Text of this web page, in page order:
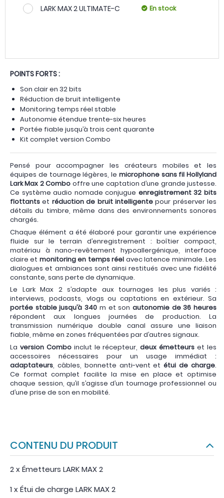
LARK MAX 2 ULTIMATE-C En stock
POINTS FORTS :
Son clair en 32 bits
Réduction de bruit intelligente
Monitoring temps réel stable
Autonomie étendue trente-six heures
Portée fiable jusqu’à trois cent quarante
Kit complet version Combo
Pensé pour accompagner les créateurs mobiles et les
équipes de tournage légères, le microphone sans fil Hollyland
Lark Max 2 Combo offre une captation d’une grande justesse.
Ce système audio nomade conjugue enregistrement 32 bits
flottants et réduction de bruit intelligentepour préserver les
détails du timbre, même dans des environnements sonores
chargés.
Chaque élément a été élaboré pour garantir une expérience
fluide sur le terrain d’enregistrement : boîtier compact,
matériau à nano-revêtement hypoallergénique, interface
claire et monitoring en temps réel avec latence minimale. Les
dialogues et ambiances sont ainsi restitués avec une fidélité
constante, sans perte de dynamique.
Le Lark Max 2 s’adapte aux tournages les plus variés :
interviews, podcasts, vlogs ou captations en extérieur. Sa
portée stable jusqu’à 340 m et son autonomie de 36 heures
répondent aux longues journées de production. La
transmission numérique double canal assure une liaison
fiable, même en zones fréquentées par d’autres signaux.
La version Comboinclut le récepteur,deux émetteurs et les
accessoires nécessaires pour un usage immédiat :
adaptateurs , câbles, bonnette anti-vent etétui de charge.
Ce format complet facilite la mise en place et optimise
chaque session, qu’il s’agisse d’un tournage professionnel ou
d’une prise de son en mobilité.
CONTENU DU PRODUIT
2 x Émetteurs LARK MAX 2
1 x Étui de charge LARK MAX 2